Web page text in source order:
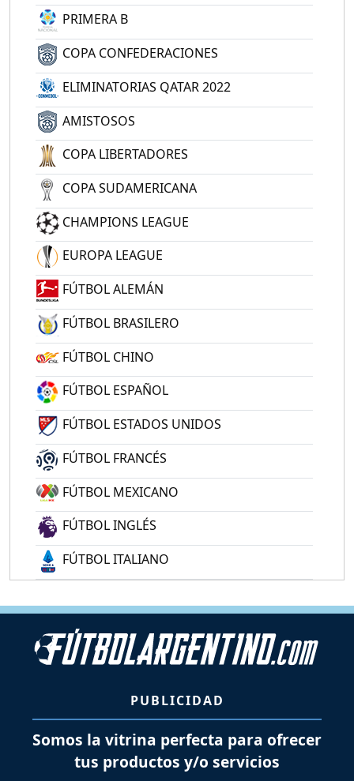
PRIMERA B
COPA CONFEDERACIONES
ELIMINATORIAS QATAR 2022
AMISTOSOS
COPA LIBERTADORES
COPA SUDAMERICANA
CHAMPIONS LEAGUE
EUROPA LEAGUE
FÚTBOL ALEMÁN
FÚTBOL BRASILERO
FÚTBOL CHINO
FÚTBOL ESPAÑOL
FÚTBOL ESTADOS UNIDOS
FÚTBOL FRANCÉS
FÚTBOL MEXICANO
FÚTBOL INGLÉS
FÚTBOL ITALIANO
PUBLICIDAD
Somos la vitrina perfecta para ofrecer
tus productos y/o servicios